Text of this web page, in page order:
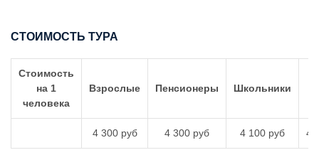
СТОИМОСТЬ ТУРА
Стоимость
на 1
человека
Взрослые Пенсионеры Школьники
4 300 руб 4 300 руб 4 100 руб 4